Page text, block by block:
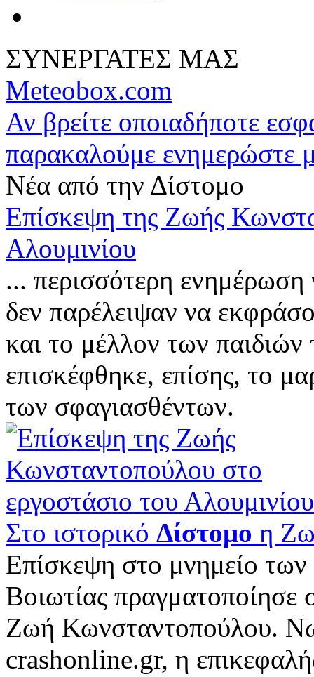
ΣΥΝΕΡΓΑΤΕΣ ΜΑΣ
Meteobox.com
Αν βρείτε οποιαδήποτε
παρακαλούμε ενημερώστε
Νέα από την Δίστομο
Επίσκεψη της Ζωής
Αλουμινίου
... περισσότερη ενημέρωση
δεν παρέλειψαν να
και το μέλλον των
επισκέφθηκε, επίσης, το
των σφαγιασθέντων.
Στο ιστορικό Δίστομο η
Επίσκεψη στο μνημείο
Βοιωτίας
Ζωή Κωνσταντοπούλου.
crashonline.gr, η